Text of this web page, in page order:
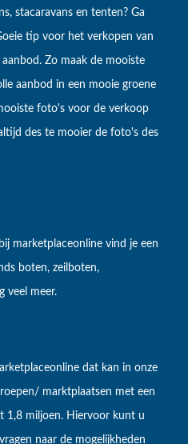
stacaravans en tenten? Ga
tip voor het verkopen van
Zo maak de mooiste
aanbod in een mooie groene
foto's voor de verkoop
des te mooier de foto's des
marketplaceonline vind je een
boten, zeilboten,
veel meer.
dat kan in onze
marktplaatsen met een
1,8 miljoen. Hiervoor kunt u
naar de mogelijkheden